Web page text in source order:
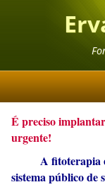
É preciso
urgente!
A fitoterapia é
sistema público de